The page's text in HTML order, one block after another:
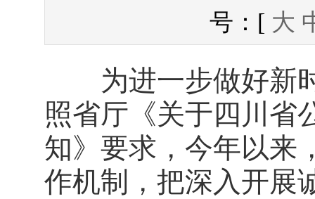
号：[ 大
为进一步做好新时
照省厅《关于四川省
知》要求，今年以来
作机制，把深入开展